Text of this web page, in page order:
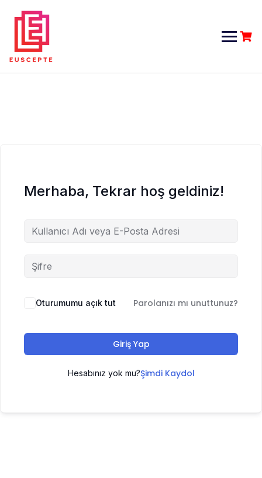
content
Merhaba, Tekrar hoş geldiniz!
Oturumumu açık tut Parolanızı mı unuttunuz?
Giriş Yap
Hesabınız yok mu?Şimdi Kaydol